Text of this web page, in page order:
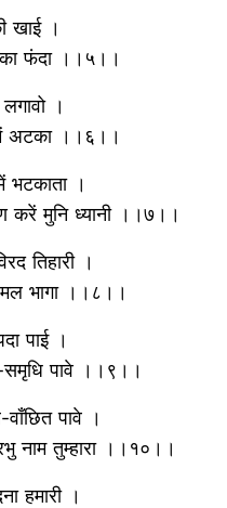
खाई ।
फंदा ।।५।।
।
में अटका ।।६।।
भटकाता ।
करें मुनि ध्यानी ।।७।।
तिहारी ।
भागा ।।८।।
पाई ।
पावे ।।९।।
पावे ।
नाम तुम्हारा ।।१०।।
हमारी ।